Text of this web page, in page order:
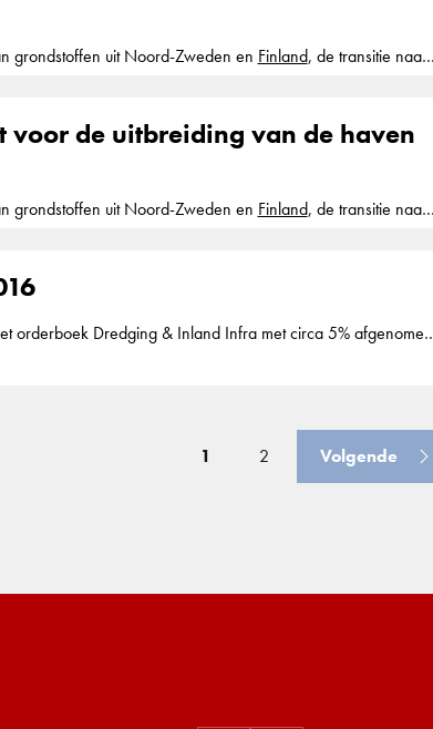
grondstoffen uit Noord-Zweden en Finland, de transitie naar
voor de uitbreiding van de haven
grondstoffen uit Noord-Zweden en Finland, de transitie naar
orderboek Dredging & Inland Infra met circa 5% afgenomen
1 2 Volgende